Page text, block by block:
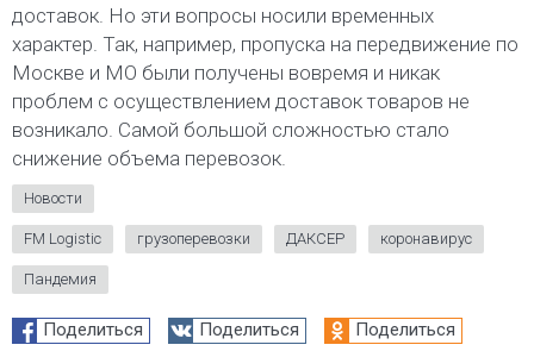
доставок. Но эти вопросы носили временных
характер. Так, например, пропуска на передвижение по
Москве и МО были получены вовремя и никак
проблем с осуществлением доставок товаров не
возникало. Самой большой сложностью стало
снижение объема перевозок.
Новости
FM Logistic грузоперевозки ДАКСЕР коронавирус
Пандемия
Поделиться Поделиться
Поделиться